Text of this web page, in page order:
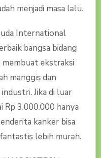
menjadi masa lalu.
International
bangsa bidang
membuat ekstraksi
manggis dan
Jika di luar
3.000.000 hanya
kanker bisa
lebih murah.